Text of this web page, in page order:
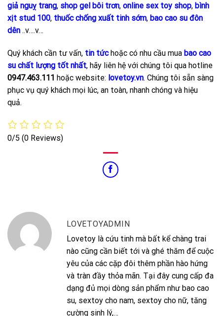
giả nguỵ trang, shop gel bôi trơn, online sex toy shop, bình
xịt stud 100, thuốc chống xuất tinh sớm, bao cao su đôn
dên ..v….v…
Quý khách cần tư vấn, tin tứchoặc có nhu cầu mua bao cao
su chất lượng tốt nhất, hãy liên hệ với chúng tôi qua hotline
0947.463.111 hoặc website: lovetoy.vn. Chúng tôi sẵn sàng
phục vụ quý khách mọi lúc, an toàn, nhanh chóng và hiệu
quả.
0/5 (0 Reviews)
LOVETOYADMIN
Lovetoy là cứu tinh mà bất kể chàng trai
nào cũng cần biết tới và ghé thăm để cuộc
yêu của các cặp đôi thêm phần hào hứng
và tràn đầy thỏa mãn. Tại đây cung cấp đa
dạng đủ mọi dòng sản phẩm như bao cao
su, sextoy cho nam, sextoy cho nữ, tăng
cường sinh lý,…